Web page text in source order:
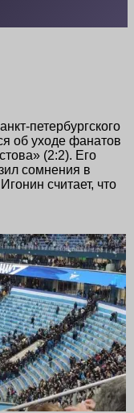
петербургского
об уходе фанатов
(2:2). Его
сомнения в
считает, что